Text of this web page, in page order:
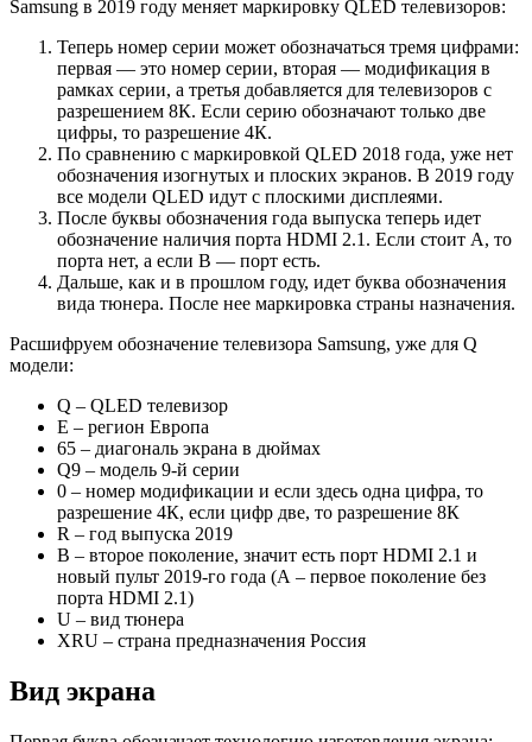
Samsung в 2019 году меняет маркировку QLED телевизоров:
Теперь номер серии может обозначаться тремя цифрами:
первая — это номер серии, вторая — модификация в
рамках серии, а третья добавляется для телевизоров с
разрешением 8К. Если серию обозначают только две
цифры, то разрешение 4К.
По сравнению с маркировкой QLED 2018 года, уже нет
обозначения изогнутых и плоских экранов. В 2019 году
все модели QLED идут с плоскими дисплеями.
После буквы обозначения года выпуска теперь идет
обозначение наличия порта HDMI 2.1. Если стоит А, то
порта нет, а если В — порт есть.
Дальше, как и в прошлом году, идет буква обозначения
вида тюнера. После нее маркировка страны назначения.
Расшифруем обозначение телевизора Samsung, уже для Q
модели:
Q – QLED телевизор
Е – регион Европа
65 – диагональ экрана в дюймах
Q9 – модель 9-й серии
0 – номер модификации и если здесь одна цифра, то
разрешение 4К, если цифр две, то разрешение 8К
R – год выпуска 2019
B – второе поколение, значит есть порт HDMI 2.1 и
новый пульт 2019-го года (А – первое поколение без
порта HDMI 2.1)
U – вид тюнера
XRU – страна предназначения Россия
Вид экрана